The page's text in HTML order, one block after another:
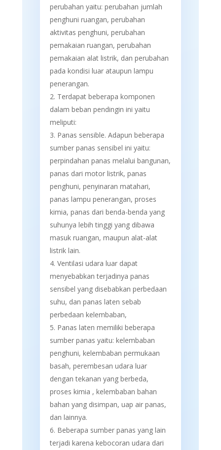
perubahan yaitu: perubahan jumlah
penghuni ruangan, perubahan
aktivitas penghuni, perubahan
pemakaian ruangan, perubahan
pemakaian alat listrik, dan perubahan
pada kondisi luar ataupun lampu
penerangan.
Terdapat beberapa komponen
dalam beban pendingin ini yaitu
meliputi:
Panas sensible. Adapun beberapa
sumber panas sensibel ini yaitu:
perpindahan panas melalui bangunan,
panas dari motor listrik, panas
penghuni, penyinaran matahari,
panas lampu penerangan, proses
kimia, panas dari benda-benda yang
suhunya lebih tinggi yang dibawa
masuk ruangan, maupun alat-alat
listrik lain.
Ventilasi udara luar dapat
menyebabkan terjadinya panas
sensibel yang disebabkan perbedaan
suhu, dan panas laten sebab
perbedaan kelembaban,
Panas laten memiliki beberapa
sumber panas yaitu: kelembaban
penghuni, kelembaban permukaan
basah, perembesan udara luar
dengan tekanan yang berbeda,
proses kimia , kelembaban bahan
bahan yang disimpan, uap air panas,
dan lainnya.
Beberapa sumber panas yang lain
terjadi karena kebocoran udara dari